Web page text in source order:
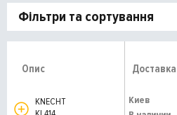
Фільтри та сортування
Опис Доставка
KNECHT
Киев